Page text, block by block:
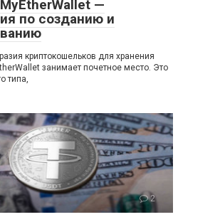
—
по созданию и
криптокошельков для хранения
занимает почетное место. Это
типа,
2